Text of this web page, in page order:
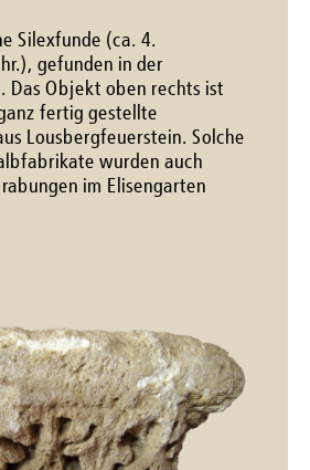
Silexfunde (ca. 4.
gefunden in der
Das Objekt oben rechts ist
fertig gestellte
Lousbergfeuerstein. Solche
wurden auch
im Elisengarten